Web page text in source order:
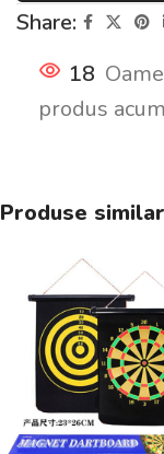
Share:
18
produs
Produse